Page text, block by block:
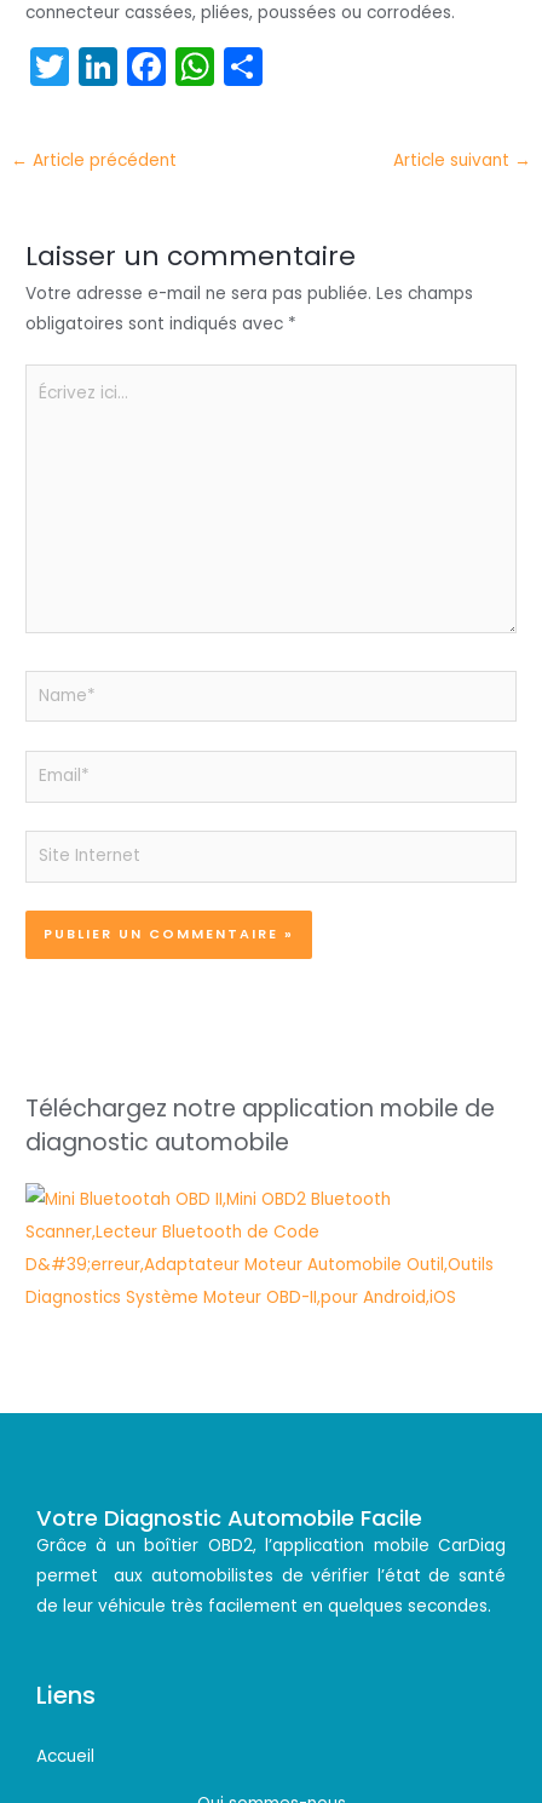
connecteur cassées, pliées, poussées ou corrodées.
T
itt
er
Li
k
e
n
F
c
e
o
o
k
W
p
p
er
← Article précédent Article suivant →
Laisser un commentaire
Votre adresse e-mail ne sera pas publiée. Les champs
obligatoires sont indiqués avec *
Écrivez
Name*
Email*
Site
Téléchargez notre application mobile de
diagnostic automobile
Votre Diagnostic Automobile Facile
Grâce à un boîtier OBD2, l’application mobile CarDiag
permet aux automobilistes de vérifier l’état de santé
de leur véhicule très facilement en quelques secondes.
Liens
Accueil